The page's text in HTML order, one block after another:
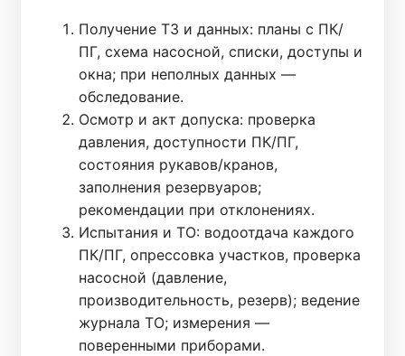
Получение ТЗ и данных: планы с ПК/
ПГ, схема насосной, списки, доступы и
окна; при неполных данных —
обследование.
Осмотр и акт допуска: проверка
давления, доступности ПК/ПГ,
состояния рукавов/кранов,
заполнения резервуаров;
рекомендации при отклонениях.
Испытания и ТО: водоотдача каждого
ПК/ПГ, опрессовка участков, проверка
насосной (давление,
производительность, резерв); ведение
журнала ТО; измерения —
поверенными приборами.